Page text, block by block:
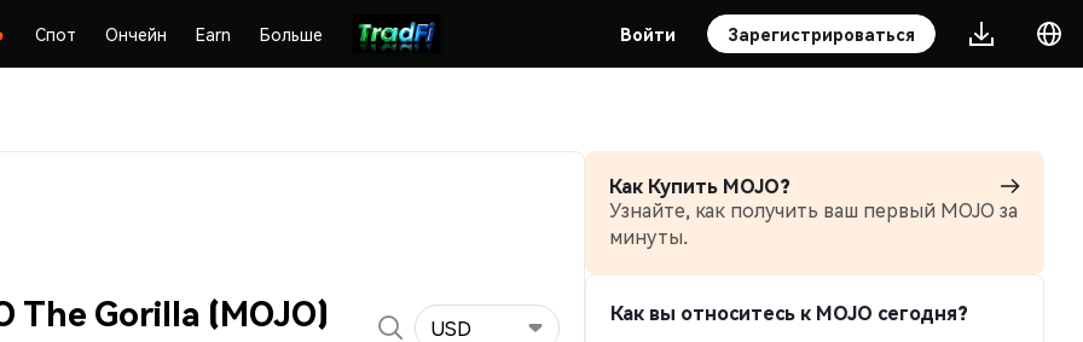
Спот Ончейн Earn Больше Войти Зарегистрироваться
The Gorilla (MOJO) USD
Как Купить MOJO?
Узнайте, как получить ваш первый MOJO за
минуты.
Как вы относитесь к MOJO сегодня?